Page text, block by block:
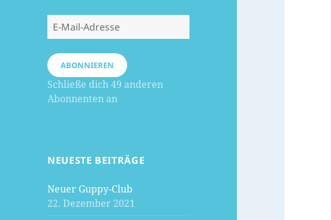
E-
Mail-
Adresse
ABONNIEREN
Schließe dich 49 anderen
Abonnenten an
NEUESTE BEITRÄGE
Neuer Guppy-Club
22. Dezember 2021